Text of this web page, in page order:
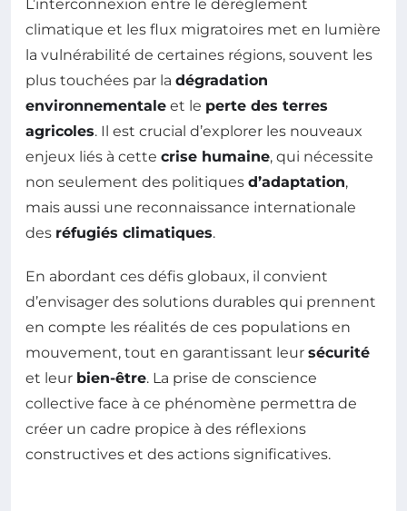
L’interconnexion entre le dérèglement
climatique et les flux migratoires met en lumière
la vulnérabilité de certaines régions, souvent les
plus touchées par la dégradation
environnementale et le perte des terres
agricoles. Il est crucial d’explorer les nouveaux
enjeux liés à cette crise humaine, qui nécessite
non seulement des politiques d’adaptation,
mais aussi une reconnaissance internationale
des réfugiés climatiques.
En abordant ces défis globaux, il convient
d’envisager des solutions durables qui prennent
en compte les réalités de ces populations en
mouvement, tout en garantissant leur sécurité
et leur bien-être. La prise de conscience
collective face à ce phénomène permettra de
créer un cadre propice à des réflexions
constructives et des actions significatives.